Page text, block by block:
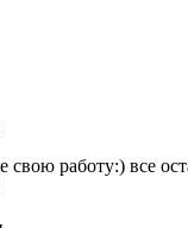
работу:) все